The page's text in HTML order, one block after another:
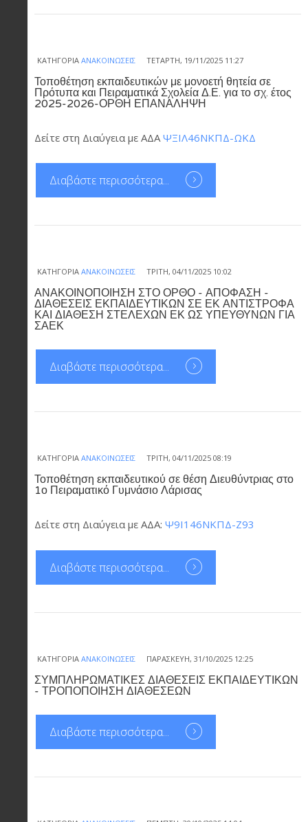
ΚΑΤΗΓΟΡΊΑ ΑΝΑΚΟΙΝΏΣΕΙΣ ΤΕΤΆΡΤΗ, 19/11/2025 11:27
Τοποθέτηση εκπαιδευτικών με μονοετή θητεία σε
Πρότυπα και Πειραματικά Σχολεία Δ.Ε. για το σχ. έτος
2025-2026-ΟΡΘΗ ΕΠΑΝΑΛΗΨΗ
Δείτε στη Διαύγεια με ΑΔΑ ΨΞΙΛ46ΝΚΠΔ-ΩΚΔ
Διαβάστε περισσότερα...
ΚΑΤΗΓΟΡΊΑ ΑΝΑΚΟΙΝΏΣΕΙΣ ΤΡΊΤΗ, 04/11/2025 10:02
ΑΝΑΚΟΙΝΟΠΟΙΗΣΗ ΣΤΟ ΟΡΘΟ - ΑΠΟΦΑΣΗ -
ΔΙΑΘΕΣΕΙΣ ΕΚΠΑΙΔΕΥΤΙΚΩΝ ΣΕ ΕΚ ΑΝΤΙΣΤΡΟΦΑ
ΚΑΙ ΔΙΑΘΕΣΗ ΣΤΕΛΕΧΩΝ ΕΚ ΩΣ ΥΠΕΥΘΥΝΩΝ ΓΙΑ
ΣΑΕΚ
Διαβάστε περισσότερα...
ΚΑΤΗΓΟΡΊΑ ΑΝΑΚΟΙΝΏΣΕΙΣ ΤΡΊΤΗ, 04/11/2025 08:19
Τοποθέτηση εκπαιδευτικού σε θέση Διευθύντριας στο
1ο Πειραματικό Γυμνάσιο Λάρισας
Δείτε στη Διαύγεια με ΑΔΑ: Ψ9Ι146ΝΚΠΔ-Ζ93
Διαβάστε περισσότερα...
ΚΑΤΗΓΟΡΊΑ ΑΝΑΚΟΙΝΏΣΕΙΣ ΠΑΡΑΣΚΕΥΉ, 31/10/2025 12:25
ΣΥΜΠΛΗΡΩΜΑΤΙΚΕΣ ΔΙΑΘΕΣΕΙΣ ΕΚΠΑΙΔΕΥΤΙΚΩΝ
- ΤΡΟΠΟΠΟΙΗΣΗ ΔΙΑΘΕΣΕΩΝ
Διαβάστε περισσότερα...